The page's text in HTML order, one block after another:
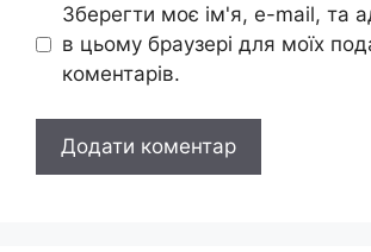
Зберегти моє ім'я, e-mail, та
в цьому браузері для моїх
коментарів.